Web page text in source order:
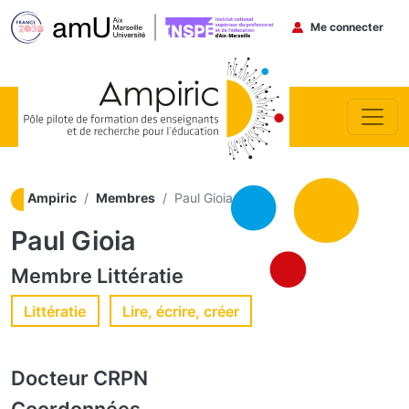
Menu du
Me connecter
Ampiric Membres Paul Gioia
Paul Gioia
Membre Littératie
Littératie Lire, écrire, créer
Docteur CRPN